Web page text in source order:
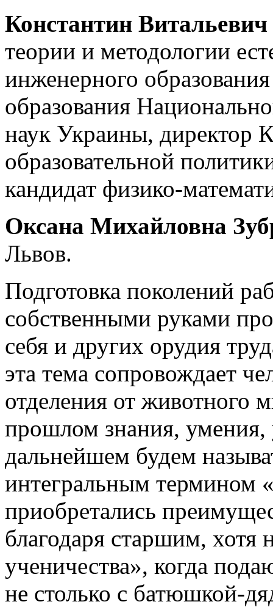
Константин
теории и методологии
инженерного
образования
наук Украины, директор
образовательной
кандидат физико-
Оксана Михайловна
Львов.
Подготовка поколений
собственными руками
себя и других орудия
эта тема сопровождает
отделения от животного
прошлом знания,
дальнейшем будем
интегральным термином
приобретались
благодаря старшим, хотя
ученичества», когда
не столько с батюшкой-